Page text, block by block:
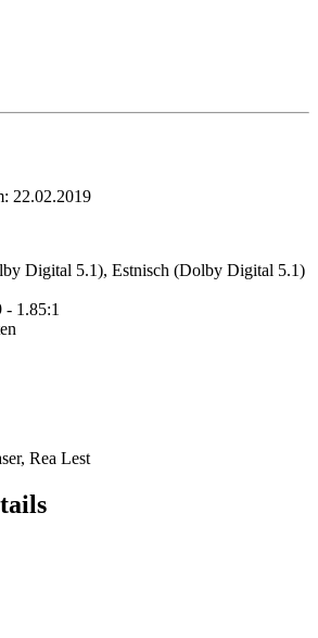
22.02.2019
Digital 5.1), Estnisch (Dolby Digital 5.1)
- 1.85:1
Rea Lest